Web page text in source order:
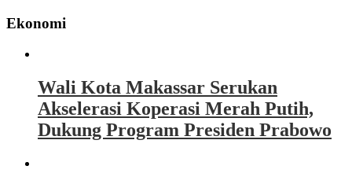
Ekonomi
Wali Kota Makassar Serukan
Akselerasi Koperasi Merah Putih,
Dukung Program Presiden Prabowo